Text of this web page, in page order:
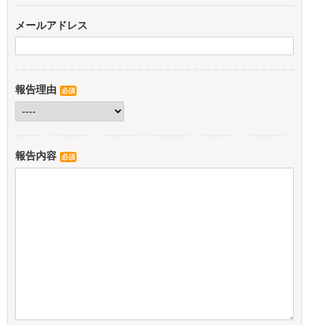
メールアドレス
報告理由 必須
報告内容 必須